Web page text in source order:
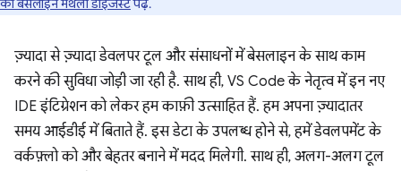
का बेसलाइन मंथली डाइजेस्टपढ़ें.
ज़्यादा से ज़्यादा डेवलपर टूल और संसाधनों में बेसलाइन के साथ काम
करने की सुविधा जोड़ी जा रही है. साथ ही, VS Code के नेतृत्व में इन नए
IDE इंटिग्रेशन को लेकर हम काफ़ी उत्साहित हैं. हम अपना ज़्यादातर
समय आईडीई में बिताते हैं. इस डेटा के उपलब्ध होने से, हमें डेवलपमेंट के
वर्कफ़्लो को और बेहतर बनाने में मदद मिलेगी. साथ ही, अलग-अलग टूल